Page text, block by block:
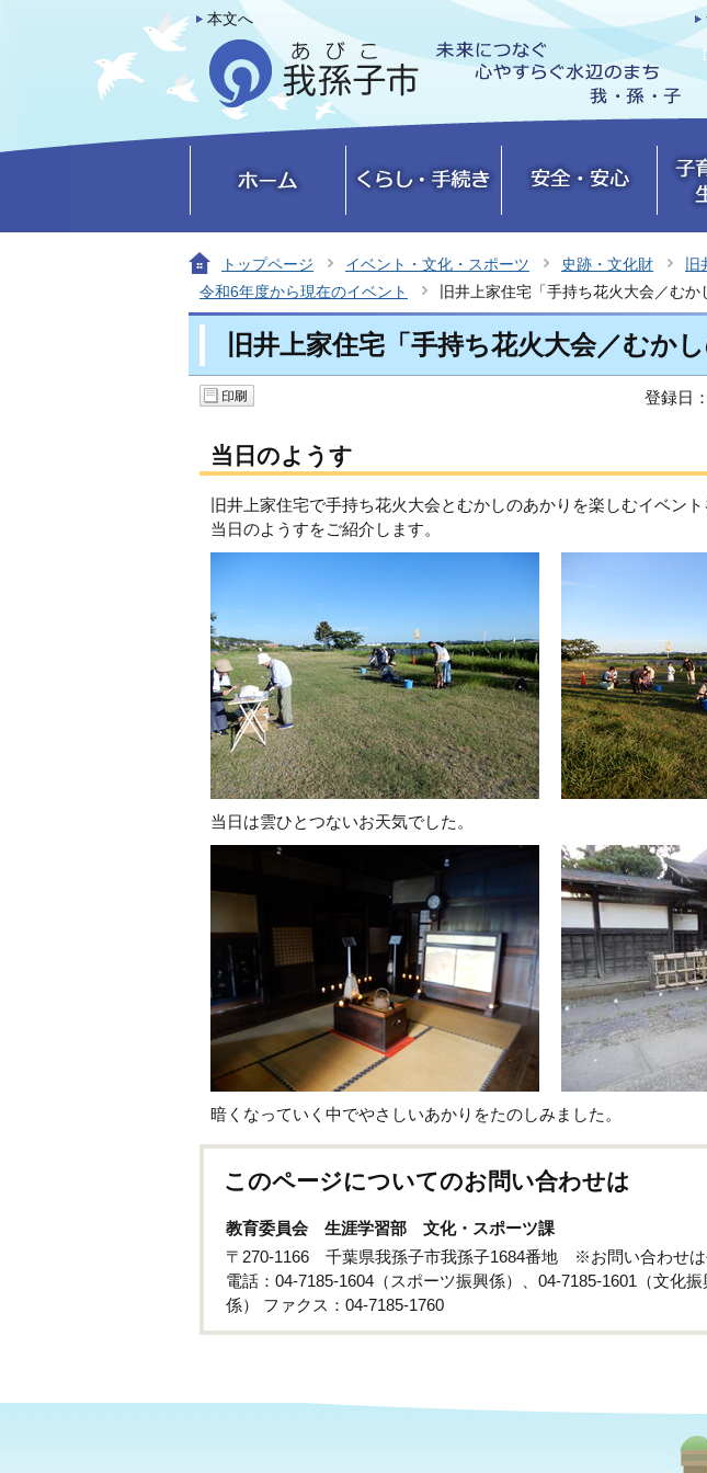
本文へ
トップページ イベント・文化・スポーツ 史跡・文化財
令和6年度から現在のイベント
旧井上家住宅「手持ち花火大会／むか
旧井上家住宅「手持ち花火大会／むかし
登録日
当日のようす
旧井上家住宅で手持ち花火大会とむかしのあかりを楽しむイベント
当日のようすをご紹介します。
当日は雲ひとつないお天気でした。
暗くなっていく中でやさしいあかりをたのしみました。
このページについてのお問い合わせは
教育委員会 生涯学習部 文化・スポーツ課
〒270-1166 千葉県我孫子市我孫子1684番地 ※お問い合わせは
電話：04-7185-1604（スポーツ振興係）、04-7185-1601（文化
係） ファクス：04-7185-1760